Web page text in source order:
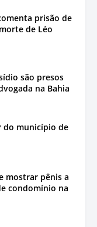
prisão de
de Léo
são presos
na Bahia
do município de
mostrar pênis a
condomínio na